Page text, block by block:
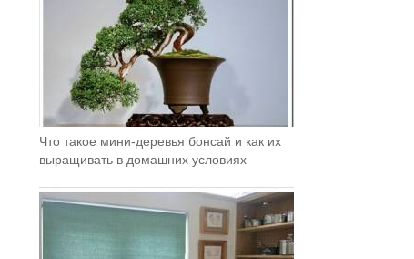
Что такое мини-деревья бонсай и как их
выращивать в домашних условиях